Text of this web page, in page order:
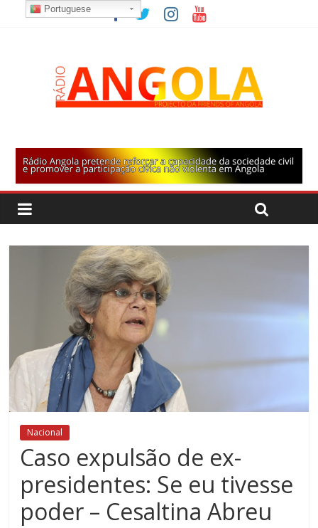
Nacional
Caso expulsão de ex-
presidentes: Se eu tivesse
poder – Cesaltina Abreu
Portuguese